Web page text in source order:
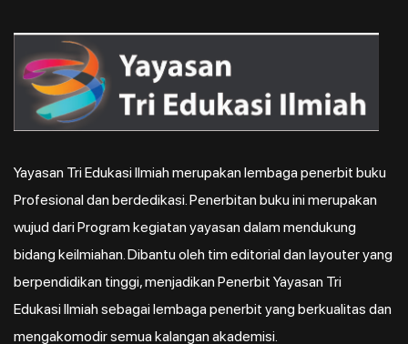
Yayasan Tri Edukasi Ilmiah merupakan lembaga penerbit buku
Profesional dan berdedikasi. Penerbitan buku ini merupakan
wujud dari Program kegiatan yayasan dalam mendukung
bidang keilmiahan. Dibantu oleh tim editorial dan layouter yang
berpendidikan tinggi, menjadikan Penerbit Yayasan Tri
Edukasi Ilmiah sebagai lembaga penerbit yang berkualitas dan
mengakomodir semua kalangan akademisi.